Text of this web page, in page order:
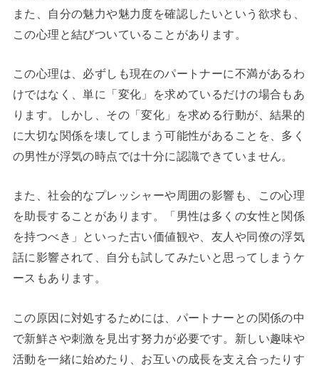
また、自分の魅力や魅力度を確認したいという欲求も、
この心理と結びついていることがあります。
この心理は、必ずしも現在のパートナーに不満があるわ
けではなく、単に「変化」を求めているだけの場合もあ
ります。しかし、その「変化」を求める行動が、結果的
に大切な関係を壊してしまう可能性があることを、多く
の男性が浮気の時点では十分に認識できていません。
また、社会的なプレッシャーや周囲の影響も、この心理
を助長することがあります。「男性は多くの女性と関係
を持つべき」といった古い価値観や、友人や同僚の浮気
話に影響されて、自分も試してみたいと思ってしまうケ
ースもあります。
この原因に対処するためには、パートナーとの関係の中
で新鮮さや刺激を見出す努力が必要です。新しい趣味や
活動を一緒に始めたり、お互いの成長を支え合ったりす